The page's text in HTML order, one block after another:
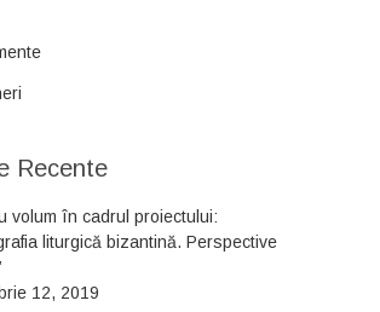
Recente
volum în cadrul proiectului:
liturgică bizantină. Perspective
12, 2019